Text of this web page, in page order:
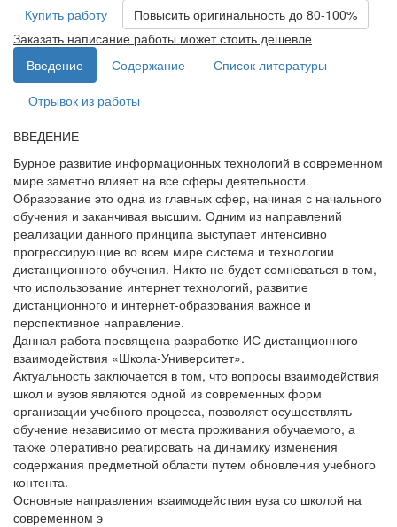
Купить работу
Повысить оригинальность до 80-100%
Заказать написание работы может стоить дешевле
Введение
Содержание
Список литературы
Отрывок из работы
ВВЕДЕНИЕ
Бурное развитие информационных технологий в современном
мире заметно влияет на все сферы деятельности.
Образование это одна из главных сфер, начиная с начального
обучения и заканчивая высшим. Одним из направлений
реализации данного принципа выступает интенсивно
прогрессирующие во всем мире система и технологии
дистанционного обучения. Никто не будет сомневаться в том,
что использование интернет технологий, развитие
дистанционного и интернет-образования важное и
перспективное направление.
Данная работа посвящена разработке ИС дистанционного
взаимодействия «Школа-Университет».
Актуальность заключается в том, что вопросы взаимодействия
школ и вузов являются одной из современных форм
организации учебного процесса, позволяет осуществлять
обучение независимо от места проживания обучаемого, а
также оперативно реагировать на динамику изменения
содержания предметной области путем обновления учебного
контента.
Основные направления взаимодействия вуза со школой на
современном э